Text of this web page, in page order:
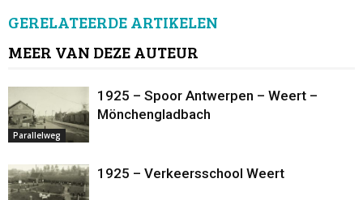
GERELATEERDE ARTIKELEN
MEER VAN DEZE AUTEUR
Parallelweg
1925 – Spoor Antwerpen – Weert –
Mönchengladbach
1925 – Verkeersschool Weert